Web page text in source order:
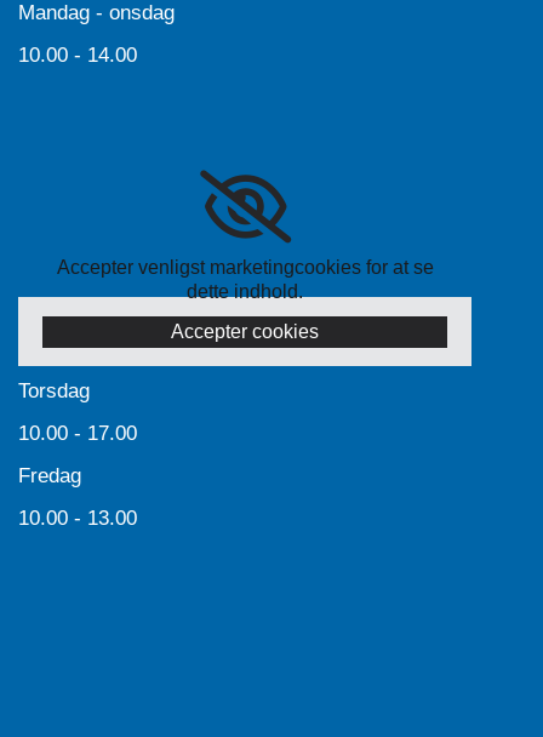
Mandag - onsdag
10.00 - 14.00
Accepter venligst marketingcookies for at se
dette indhold.
Accepter cookies
Torsdag
10.00 - 17.00
Fredag
10.00 - 13.00